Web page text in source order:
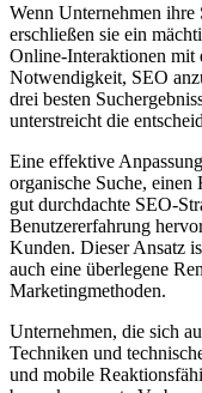
Wenn Unternehmen
erschließen sie ein
Online-Interaktionen mit
Notwendigkeit, SEO
drei besten
unterstreicht die
Eine effektive
organische Suche, einen
gut durchdachte SEO-
Benutzererfahrung
Kunden. Dieser Ansatz
auch eine überlegene
Marketingmethoden.
Unternehmen, die sich
Techniken und
und mobile